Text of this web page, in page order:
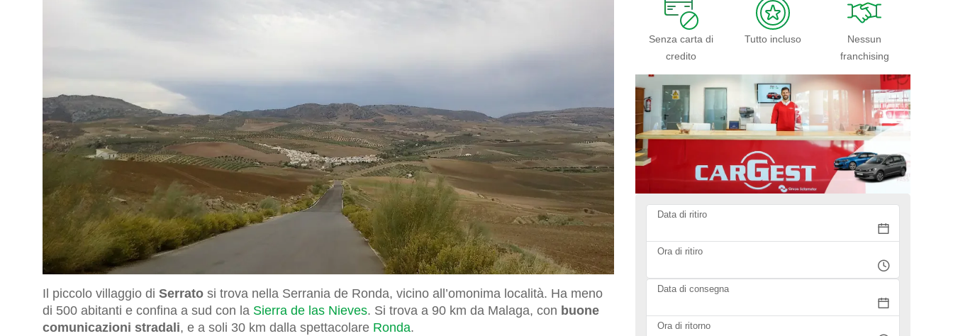
Il piccolo villaggio di Serrato si trova nella Serrania de Ronda, vicino all’omonima località. Ha meno
di 500 abitanti e confina a sud con la Sierra de las Nieves. Si trova a 90 km da Malaga, con buone
comunicazioni stradali, e a soli 30 km dalla spettacolare Ronda.
Senza carta di
credito
Tutto incluso
Nessun
franchising
Data di ritiro
Ora di ritiro
Data di consegna
Ora di ritorno